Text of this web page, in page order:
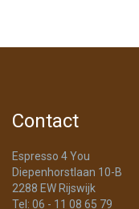
Contact
Espresso 4 You
Diepenhorstlaan 10-B
2288 EW Rijswijk
Tel: 06 - 11 08 65 79